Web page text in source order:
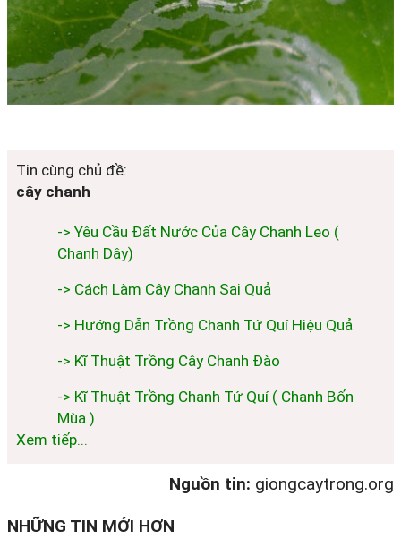
Tin cùng chủ đề:
cây chanh
-> Yêu Cầu Đất Nước Của Cây Chanh Leo (
Chanh Dây)
-> Cách Làm Cây Chanh Sai Quả
-> Hướng Dẫn Trồng Chanh Tứ Quí Hiệu Quả
-> Kĩ Thuật Trồng Cây Chanh Đào
-> Kĩ Thuật Trồng Chanh Tứ Quí ( Chanh Bốn
Mùa )
Xem tiếp...
Nguồn tin: giongcaytrong.org
NHỮNG TIN MỚI HƠN